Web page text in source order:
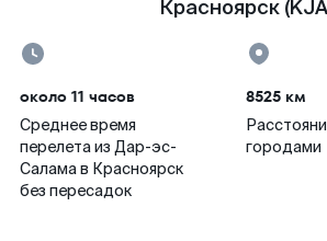
Красноярск
около 11 часов
Среднее время
перелета из Дар-эс-
Салама в Красноярск
без пересадок
8525 км
городами